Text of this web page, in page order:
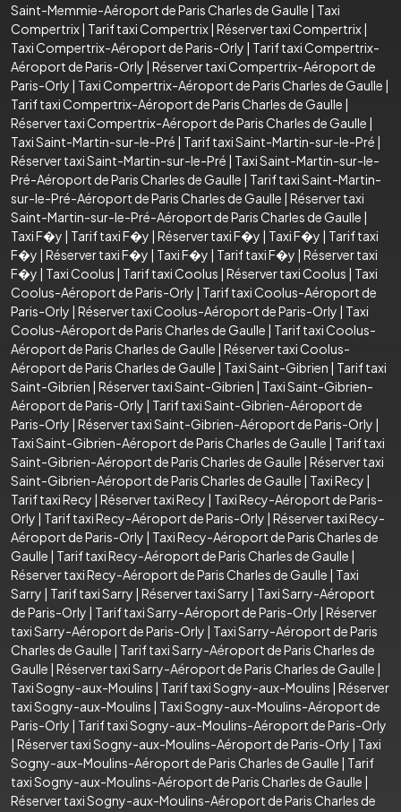
Saint-Memmie-Aéroport de Paris Charles de Gaulle | Taxi
Compertrix| Tarif taxi Compertrix| Réserver taxi Compertrix|
Taxi Compertrix-Aéroport de Paris-Orly | Tarif taxi Compertrix-
Aéroport de Paris-Orly | Réserver taxi Compertrix-Aéroport de
Paris-Orly | Taxi Compertrix-Aéroport de Paris Charles de Gaulle |
Tarif taxi Compertrix-Aéroport de Paris Charles de Gaulle |
Réserver taxi Compertrix-Aéroport de Paris Charles de Gaulle |
Taxi Saint-Martin-sur-le-Pré | Tarif taxi Saint-Martin-sur-le-Pré |
Réserver taxi Saint-Martin-sur-le-Pré | Taxi Saint-Martin-sur-le-
Pré-Aéroport de Paris Charles de Gaulle | Tarif taxi Saint-Martin-
sur-le-Pré-Aéroport de Paris Charles de Gaulle | Réserver taxi
Saint-Martin-sur-le-Pré-Aéroport de Paris Charles de Gaulle |
Taxi F�y | Tarif taxi F�y | Réserver taxi F�y | Taxi F�y | Tarif taxi
F�y | Réserver taxi F�y | Taxi F�y | Tarif taxi F�y | Réserver taxi
F�y | Taxi Coolus | Tarif taxi Coolus | Réserver taxi Coolus | Taxi
Coolus-Aéroport de Paris-Orly | Tarif taxi Coolus-Aéroport de
Paris-Orly | Réserver taxi Coolus-Aéroport de Paris-Orly | Taxi
Coolus-Aéroport de Paris Charles de Gaulle | Tarif taxi Coolus-
Aéroport de Paris Charles de Gaulle | Réserver taxi Coolus-
Aéroport de Paris Charles de Gaulle | Taxi Saint-Gibrien | Tarif taxi
Saint-Gibrien | Réserver taxi Saint-Gibrien | Taxi Saint-Gibrien-
Aéroport de Paris-Orly | Tarif taxi Saint-Gibrien-Aéroport de
Paris-Orly | Réserver taxi Saint-Gibrien-Aéroport de Paris-Orly |
Taxi Saint-Gibrien-Aéroport de Paris Charles de Gaulle | Tarif taxi
Saint-Gibrien-Aéroport de Paris Charles de Gaulle | Réserver taxi
Saint-Gibrien-Aéroport de Paris Charles de Gaulle | Taxi Recy |
Tarif taxi Recy | Réserver taxi Recy | Taxi Recy-Aéroport de Paris-
Orly | Tarif taxi Recy-Aéroport de Paris-Orly | Réserver taxi Recy-
Aéroport de Paris-Orly | Taxi Recy-Aéroport de Paris Charles de
Gaulle | Tarif taxi Recy-Aéroport de Paris Charles de Gaulle |
Réserver taxi Recy-Aéroport de Paris Charles de Gaulle | Taxi
Sarry | Tarif taxi Sarry | Réserver taxi Sarry | Taxi Sarry-Aéroport
de Paris-Orly | Tarif taxi Sarry-Aéroport de Paris-Orly | Réserver
taxi Sarry-Aéroport de Paris-Orly | Taxi Sarry-Aéroport de Paris
Charles de Gaulle | Tarif taxi Sarry-Aéroport de Paris Charles de
Gaulle | Réserver taxi Sarry-Aéroport de Paris Charles de Gaulle |
Taxi Sogny-aux-Moulins | Tarif taxi Sogny-aux-Moulins | Réserver
taxi Sogny-aux-Moulins | Taxi Sogny-aux-Moulins-Aéroport de
Paris-Orly | Tarif taxi Sogny-aux-Moulins-Aéroport de Paris-Orly
| Réserver taxi Sogny-aux-Moulins-Aéroport de Paris-Orly | Taxi
Sogny-aux-Moulins-Aéroport de Paris Charles de Gaulle | Tarif
taxi Sogny-aux-Moulins-Aéroport de Paris Charles de Gaulle |
Réserver taxi Sogny-aux-Moulins-Aéroport de Paris Charles de